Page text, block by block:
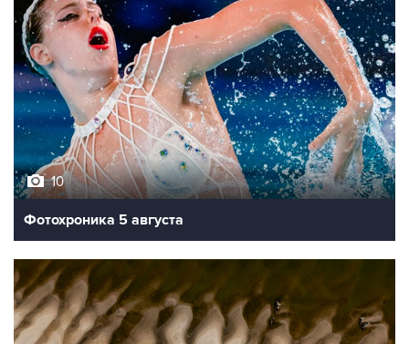
10
Фотохроника 5 августа